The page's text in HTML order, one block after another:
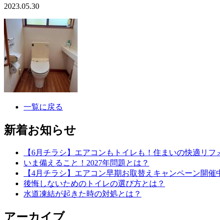
2023.05.30
一覧に戻る
新着お知らせ
【6月チラシ】エアコンもトイレも！住まいの快適リフ
いま備えること！2027年問題とは？
【4月チラシ】エアコン早期お取替えキャンペーン開催
後悔しないためのトイレの選び方とは？
水道凍結が起きた時の対処とは？
アーカイブ